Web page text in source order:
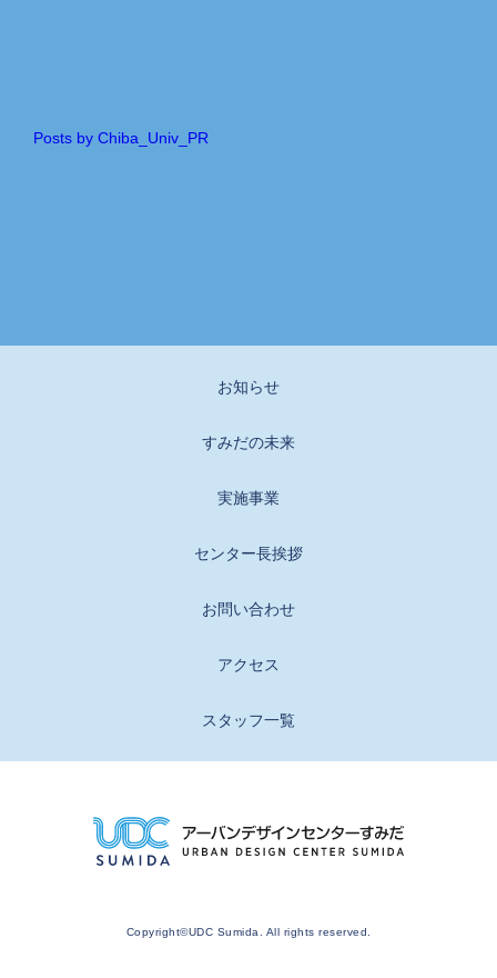
Posts by Chiba_Univ_PR
お知らせ
すみだの未来
実施事業
センター長挨拶
お問い合わせ
アクセス
スタッフ一覧
Copyright©UDC Sumida. All rights reserved.